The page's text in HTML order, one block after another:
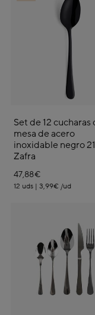
Set de 12 cucharas
mesa de acero
inoxidable negro
Zafra
47,88€
12 uds | 3,99€ /ud